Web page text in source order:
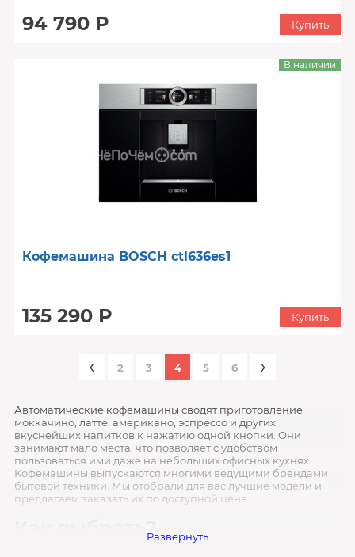
94 790 Р Купить
Кофемашина BOSCH ctl636es1
135 290 Р
В наличии
Купить
‹ 2 3 4 5 6 ›
Автоматические кофемашины сводят приготовление
моккачино, латте, американо, эспрессо и других
вкуснейших напитков к нажатию одной кнопки. Они
занимают мало места, что позволяет с удобством
пользоваться ими даже на небольших офисных кухнях.
Кофемашины выпускаются многими ведущими брендами
бытовой техники. Мы отобрали для вас лучшие модели и
предлагаем заказать их по доступной цене.
Как выбрать?Развернуть